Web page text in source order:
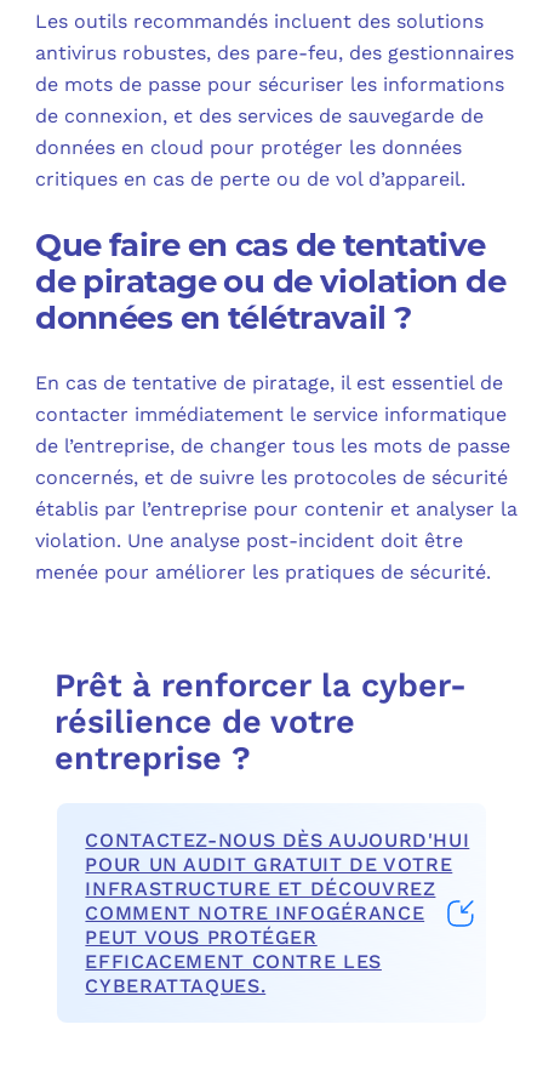
Les outils recommandés incluent des solutions
antivirus robustes, des pare-feu, des gestionnaires
de mots de passe pour sécuriser les informations
de connexion, et des services de sauvegarde de
données en cloud pour protéger les données
critiques en cas de perte ou de vol d’appareil.
Que faire en cas de tentative
de piratage ou de violation de
données en télétravail ?
En cas de tentative de piratage, il est essentiel de
contacter immédiatement le service informatique
de l’entreprise, de changer tous les mots de passe
concernés, et de suivre les protocoles de sécurité
établis par l’entreprise pour contenir et analyser la
violation. Une analyse post-incident doit être
menée pour améliorer les pratiques de sécurité.
Prêt à renforcer la cyber-
résilience de votre
entreprise ?
CONTACTEZ-NOUS DÈS AUJOURD'HUI
POUR UN AUDIT GRATUIT DE VOTRE
INFRASTRUCTURE ET DÉCOUVREZ
COMMENT NOTRE INFOGÉRANCE
PEUT VOUS PROTÉGER
EFFICACEMENT CONTRE LES
CYBERATTAQUES.